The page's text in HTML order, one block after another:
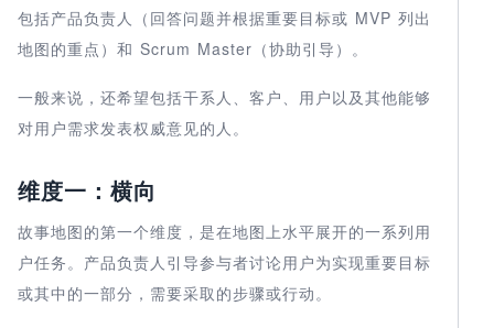
包括产品负责人（回答问题并根据重要目标或 MVP 列出
地图的重点）和 Scrum Master（协助引导）。
一般来说，还希望包括干系人、客户、用户以及其他能够
对用户需求发表权威意见的人。
维度一：横向
故事地图的第一个维度，是在地图上水平展开的一系列用
户任务。产品负责人引导参与者讨论用户为实现重要目标
或其中的一部分，需要采取的步骤或行动。